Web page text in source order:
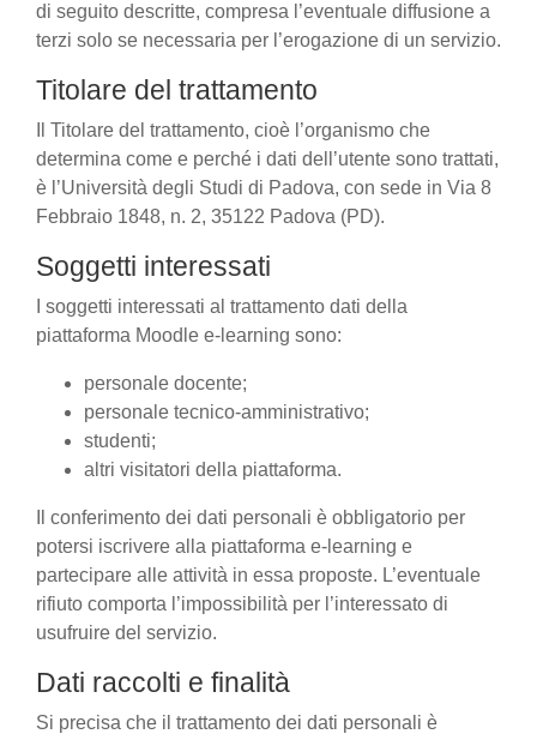
di seguito descritte, compresa l’eventuale diffusione a
terzi solo se necessaria per l’erogazione di un servizio.
Titolare del trattamento
Il Titolare del trattamento, cioè l’organismo che
determina come e perché i dati dell’utente sono trattati,
è l’Università degli Studi di Padova, con sede in Via 8
Febbraio 1848, n. 2, 35122 Padova (PD).
Soggetti interessati
I soggetti interessati al trattamento dati della
piattaforma Moodle e-learning sono:
personale docente;
personale tecnico-amministrativo;
studenti;
altri visitatori della piattaforma.
Il conferimento dei dati personali è obbligatorio per
potersi iscrivere alla piattaforma e-learning e
partecipare alle attività in essa proposte. L’eventuale
rifiuto comporta l’impossibilità per l’interessato di
usufruire del servizio.
Dati raccolti e finalità
Si precisa che il trattamento dei dati personali è